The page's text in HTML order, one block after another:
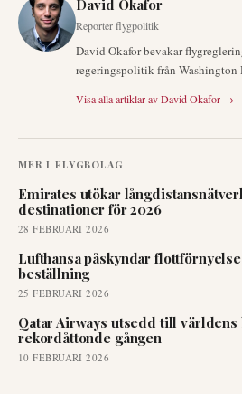
David Okafor
Reporter flygpolitik
David Okafor bevakar
regeringspolitik från Washington
Visa alla artiklar avDavid Okafor →
MER I FLYGBOLAG
Emirates utökar
destinationer för 2026
28 FEBRUARI 2026
Lufthansa påskyndar
beställning
25 FEBRUARI 2026
Qatar Airways utsedd till världens
rekordåttonde gången
10 FEBRUARI 2026